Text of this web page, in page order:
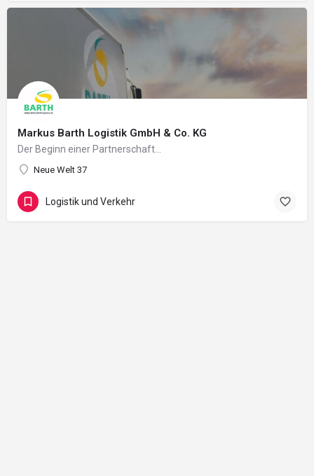
Markus Barth Logistik GmbH & Co. KG
Der Beginn einer Partnerschaft...
Neue Welt 37
Logistik und Verkehr